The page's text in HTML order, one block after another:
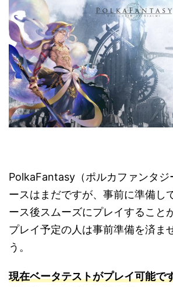
PolkaFantasy（ポルカファンタジ
ースはまだですが、事前に準備し
ース後スムーズにプレイすること
プレイ予定の人は事前準備を済ま
う。
現在ベータテストがプレイ可能で